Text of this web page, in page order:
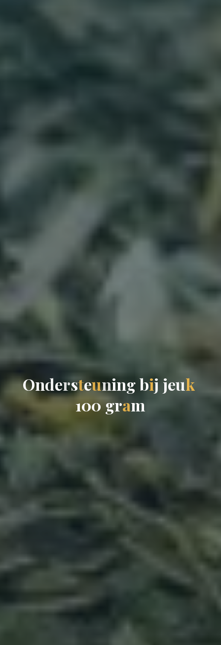
Ondersteuningbij jeuk
100gram